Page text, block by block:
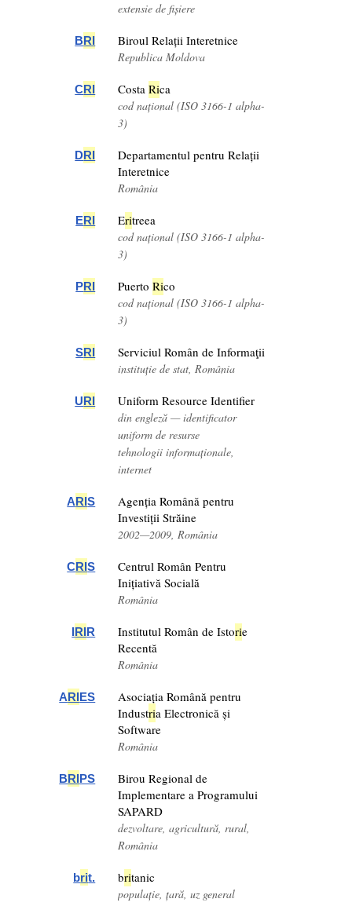
extensie de fișiere
BRI Biroul Relații Interetnice
Republica Moldova
CRI CostaRica
cod național (ISO 3166-1 alpha-
3)
DRI
Departamentul pentru Relații
Interetnice
România
ERI Eritreea
cod național (ISO 3166-1 alpha-
3)
PRI PuertoRico
cod național (ISO 3166-1 alpha-
3)
SRI Serviciul Român de Informaţii
instituție de stat, România
URI Uniform Resource Identifier
din engleză — identificator
uniform de resurse
tehnologii informaționale,
internet
ARIS
Agenția Română pentru
Investiții Străine
2002—2009, România
CRIS
Centrul Român Pentru
Inițiativă Socială
România
IRIR Institutul Român de Istorie
Recentă
România
ARIES
Asociația Română pentru
Industria Electronică și
Software
România
BRIPS
Birou Regional de
Implementare a Programului
SAPARD
dezvoltare, agricultură, rural,
România
brit. britanic
populație, țară, uz general